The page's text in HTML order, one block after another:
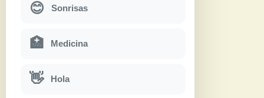
😊 Sonrisas
🏥 Medicina
👋 Hola